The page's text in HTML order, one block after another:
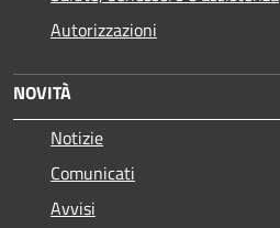
Autorizzazioni
NOVITÀ
Notizie
Comunicati
Avvisi